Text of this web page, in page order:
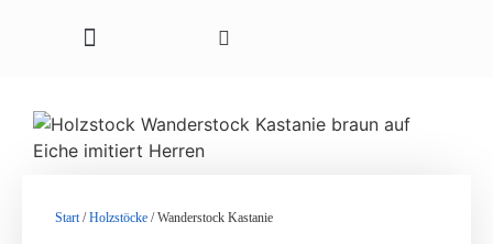
Start/Holzstöcke / Wanderstock Kastanie